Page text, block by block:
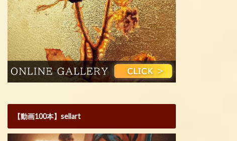
【動画100本】sellart